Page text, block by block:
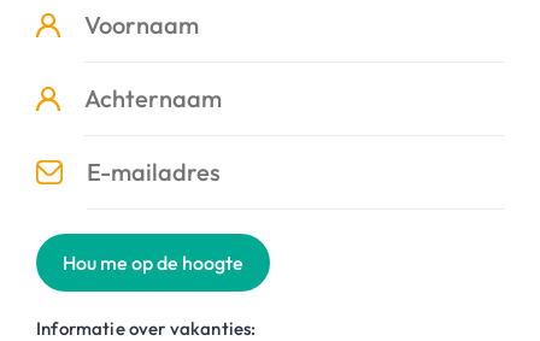
Hou me op de hoogte
Informatie over vakanties: